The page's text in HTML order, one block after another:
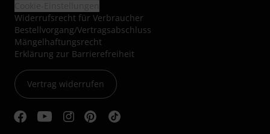
Widerrufsrecht für Verbraucher
Bestellvorgang/Vertragsabschluss
Mängelhaftungsrecht
Erklärung zur Barrierefreiheit
Vertrag widerrufen